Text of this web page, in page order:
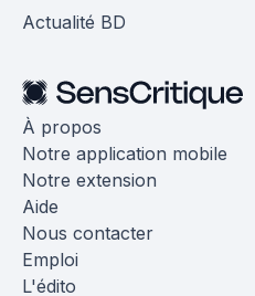
Actualité BD
À propos
Notre application mobile
Notre extension
Aide
Nous contacter
Emploi
L'édito